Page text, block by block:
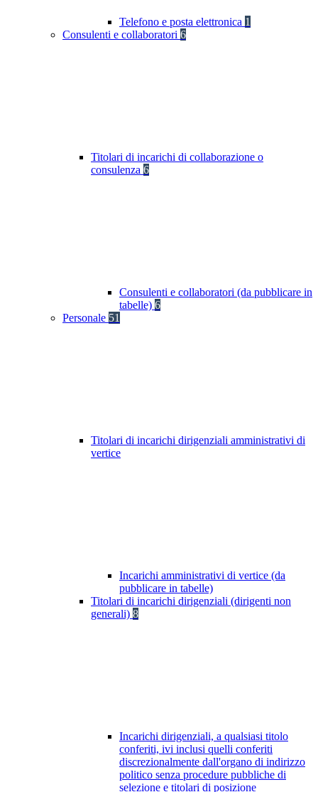
Telefono e posta elettronica 1
Consulenti e collaboratori 6
Titolari di incarichi di collaborazione o
consulenza 6
Consulenti e collaboratori (da pubblicare in
tabelle) 6
Personale 51
Titolari di incarichi dirigenziali amministrativi di
vertice
Incarichi amministrativi di vertice (da
pubblicare in tabelle)
Titolari di incarichi dirigenziali (dirigenti non
generali) 8
Incarichi dirigenziali, a qualsiasi titolo
conferiti, ivi inclusi quelli conferiti
discrezionalmente dall'organo di indirizzo
politico senza procedure pubbliche di
selezione e titolari di posizione